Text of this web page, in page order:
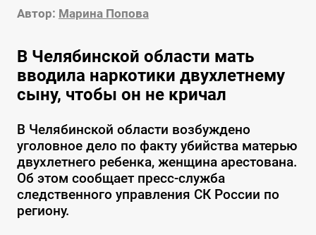
Автор: Марина Попова
В Челябинской области мать
вводила наркотики двухлетнему
сыну, чтобы он не кричал
В Челябинской области возбуждено
уголовное дело по факту убийства матерью
двухлетнего ребенка, женщина арестована.
Об этом сообщает пресс-служба
следственного управления СК России по
региону.